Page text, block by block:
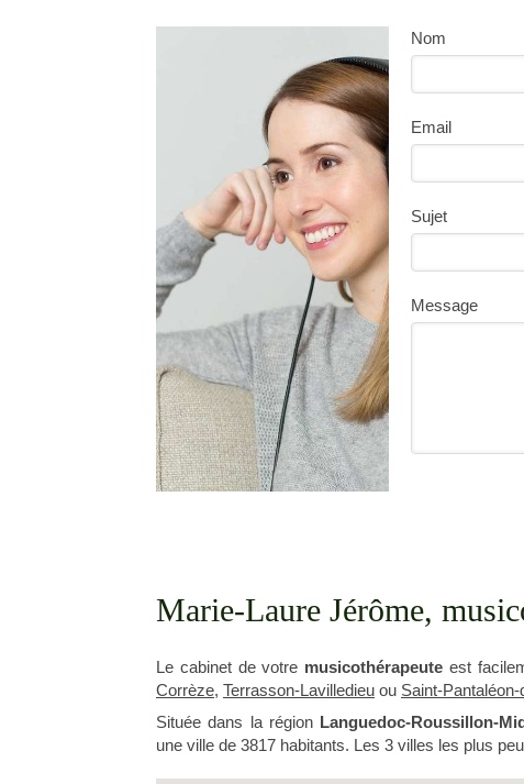
Nom
Email
Sujet
Message
Marie-Laure Jérôme,
Le cabinet de votre musicothérapeute est
Corrèze, Terrasson-Lavilledieu ou Saint-
Située dans la région Languedoc-Roussillon-
une ville de 3817 habitants. Les 3 villes les plus